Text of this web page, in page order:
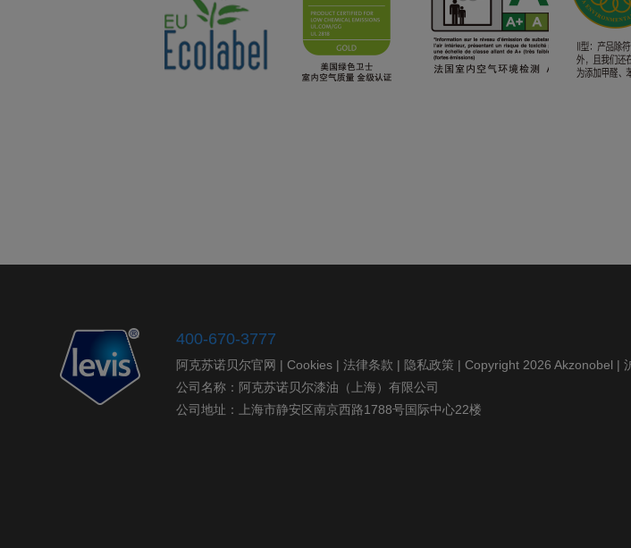
400-670-3777
阿克苏诺贝尔官网 |Cookies |法律条款 |隐私政策 | Copyright 2026 Akzonobel |
公司名称：阿克苏诺贝尔漆油（上海）有限公司
公司地址：上海市静安区南京西路1788号国际中心22楼